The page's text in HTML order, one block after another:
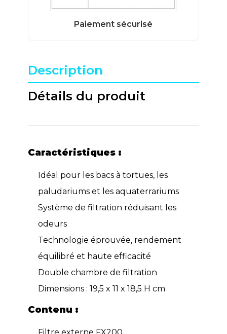
Description
Détails du produit
Caractéristiques :
Idéal pour les bacs à tortues, les
paludariums et les aquaterrariums
Système de filtration réduisant les
odeurs
Technologie éprouvée, rendement
équilibré et haute efficacité
Double chambre de filtration
Dimensions : 19,5 x 11 x 18,5 H cm
Contenu :